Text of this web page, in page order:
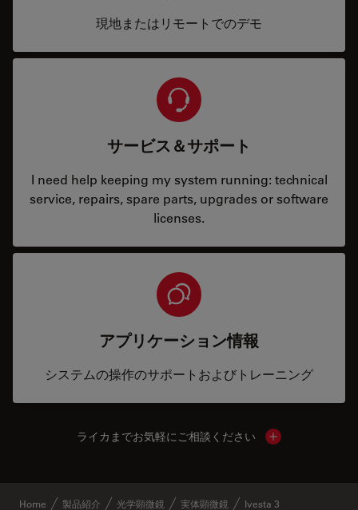
現地またはリモートでのデモ
サービス＆サポート
I need help keeping my system running: technical
service, repairs, spare parts, upgrades or software
licenses.
アプリケーション情報
システムの操作のサポートおよびトレーニング
ライカまでお気軽にご相談ください Show local
Home 製品紹介 光学顕微鏡 実体顕微鏡 Ivesta 3